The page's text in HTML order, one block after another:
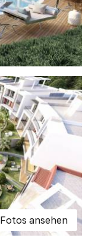
ansehen